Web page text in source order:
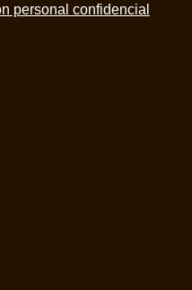
personal confidencial